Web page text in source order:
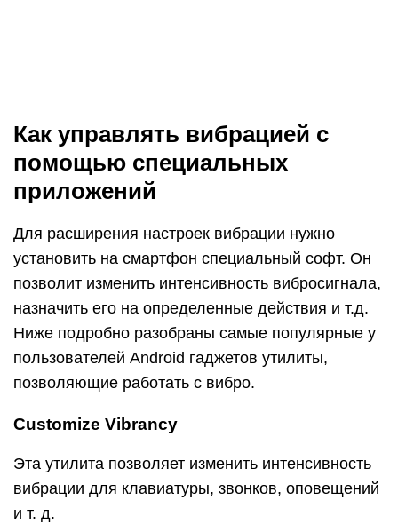
соответствии с заданным интервалом
времени;
входящее СМС сообщение;
Недоступность интернета;
Доступность интернета по Wi-Fi;
GSM/3G/4G.
Небольшая инструкция по работе с программой
Интерфейс утилиты – это перечень действий, на
которые можно настроить и назначить
действие, нужно нажать в программе
соответствующий пункт.
Для настройки вибросигнала, необходимо
нажать и удерживать 1-2 секунды палец на